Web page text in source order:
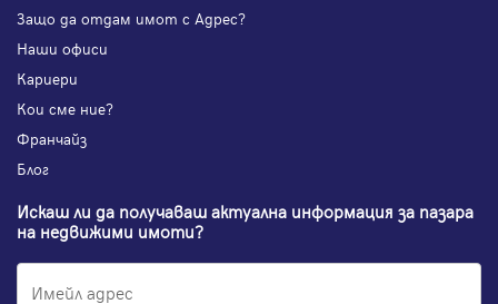
Защо да отдам имот с Адрес?
Наши офиси
Кариери
Кои сме ние?
Франчайз
Блог
Искаш ли да получаваш актуална информация за пазара
на недвижими имоти?